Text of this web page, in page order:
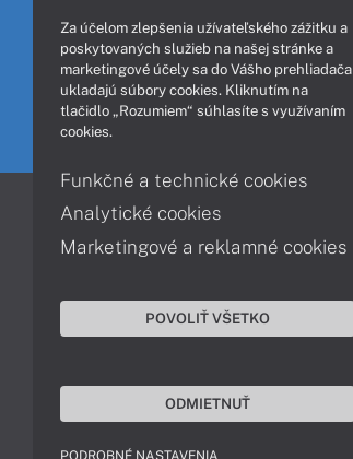
Informácie
Obchodné podmienky
Ochrana osobných údajov
Vyhlásenie o prístupnosti
Cookies
Za účelom zlepšenia užívateľského zážitku a
poskytovaných služieb na našej stránke a
marketingové účely sa do Vášho prehliadača
ukladajú súbory cookies. Kliknutím na
tlačidlo „Rozumiem“ súhlasíte s využívaním
cookies.
Funkčné a technické cookies
Analytické cookies
Marketingové a reklamné cookies
POVOLIŤ VŠETKO
ODMIETNUŤ
PODROBNÉ NASTAVENIA